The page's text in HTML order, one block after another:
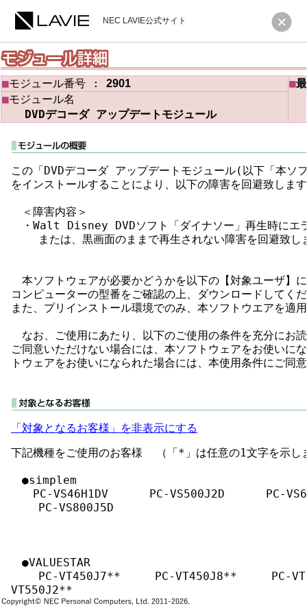
NEC LAVIE公式サイト